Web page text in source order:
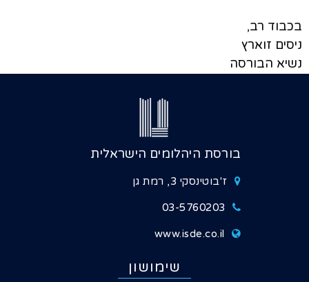
בכבוד רב,
ניסים זוארץ
נשיא הבורסה
בורסת היהלומים הישראלית
ז'בוטינסקי 3, רמת גן
03-5760203
www.isde.co.il
שימושון